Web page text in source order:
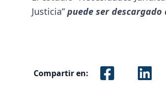
Justicia”puede ser descargado
Compartir en: